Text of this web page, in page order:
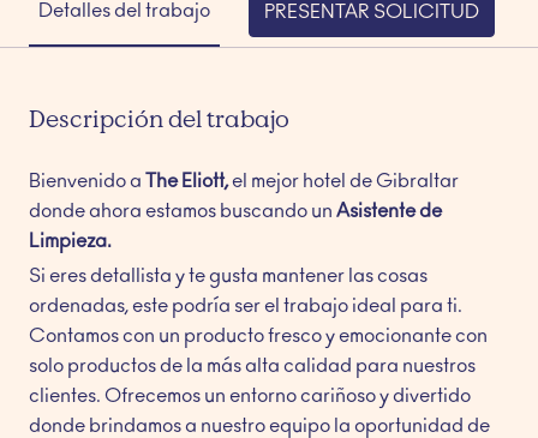
Detalles del trabajo PRESENTAR SOLICITUD
Descripción del trabajo
Bienvenido a The Eliott,el mejor hotel de Gibraltar
donde ahora estamos buscando un Asistente de
Limpieza.
Si eres detallista y te gusta mantener las cosas
ordenadas, este podría ser el trabajo ideal para ti.
Contamos con un producto fresco y emocionante con
solo productos de la más alta calidad para nuestros
clientes. Ofrecemos un entorno cariñoso y divertido
donde brindamos a nuestro equipo la oportunidad de